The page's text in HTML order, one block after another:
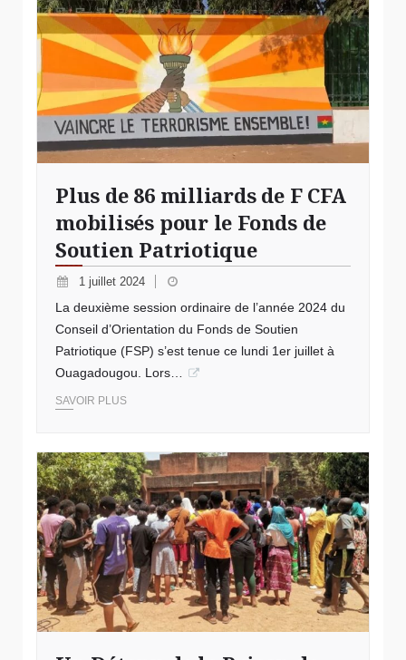
Plus de 86 milliards de F CFA
mobilisés pour le Fonds de
Soutien Patriotique
1 juillet 2024
La deuxième session ordinaire de l’année 2024 du
Conseil d’Orientation du Fonds de Soutien
Patriotique (FSP) s’est tenue ce lundi 1er juillet à
Ouagadougou. Lors…
SAVOIR PLUS